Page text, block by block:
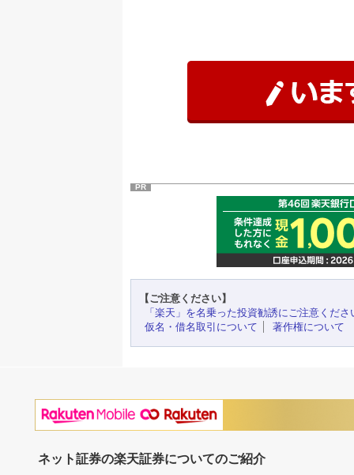
PR
【ご注意ください】
「楽天」を名乗った投資勧誘にご注意くださ
仮名・借名取引について
著作権について
ネット証券の楽天証券についてのご紹介